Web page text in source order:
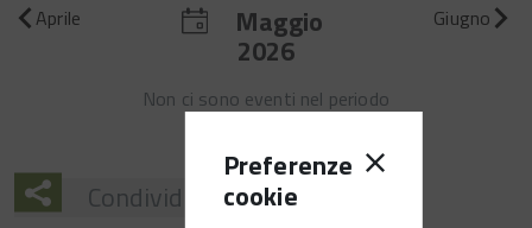
Preferenze
cookie
Aprile Maggio
2026
Giugno
Non ci sono eventi nel periodo
Condividi